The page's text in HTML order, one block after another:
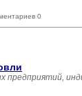
0
предприятий,